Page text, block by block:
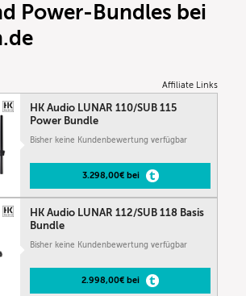
Power-Bundles bei
Affiliate Links
HK Audio LUNAR 110/SUB 115
Power Bundle
Bisher keine Kundenbewertung verfügbar
3.298,00€ bei
HK Audio LUNAR 112/SUB 118 Basis
Bundle
Bisher keine Kundenbewertung verfügbar
2.998,00€ bei